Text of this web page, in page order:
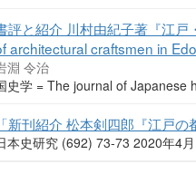
評と紹介 川村由紀子著『江
architectural craftsmen in
淵 令治
史学 = The journal of Japanese
新刊紹介 松本剣四郎『江戸の
本史研究 (692) 73-73 2020年4月